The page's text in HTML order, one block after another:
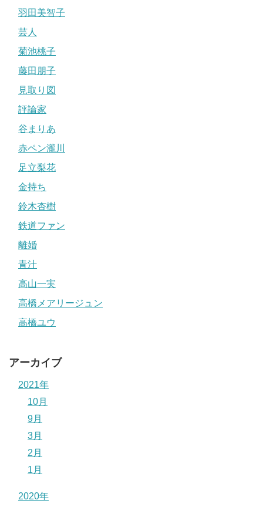
羽田美智子
芸人
菊池桃子
藤田朋子
見取り図
評論家
谷まりあ
赤ペン瀧川
足立梨花
金持ち
鈴木杏樹
鉄道ファン
離婚
青汁
高山一実
高橋メアリージュン
高橋ユウ
アーカイブ
2021年
10月
9月
3月
2月
1月
2020年